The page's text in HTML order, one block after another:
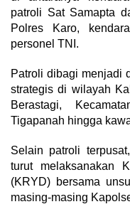
patroli Sat Samapta
Polres Karo,
personel TNI.
Patroli dibagi menjadi
strategis di wilayah
Berastagi,
Tigapanah hingga
Selain patroli
turut melaksanakan
(KRYD) bersama
masing-masing